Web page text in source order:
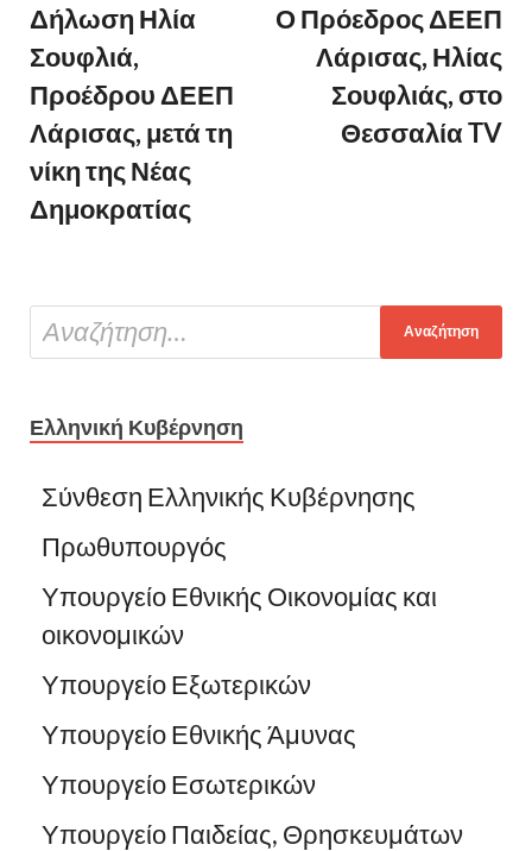
Δήλωση Ηλία
Σουφλιά,
Προέδρου ΔΕΕΠ
Λάρισας, μετά τη
νίκη της Νέας
Δημοκρατίας
Ο Πρόεδρος ΔΕΕΠ
Λάρισας, Ηλίας
Σουφλιάς, στο
Θεσσαλία TV
Ελληνική Κυβέρνηση
Σύνθεση Ελληνικής Κυβέρνησης
Πρωθυπουργός
Υπουργείο Εθνικής Οικονομίας και
οικονομικών
Υπουργείο Εξωτερικών
Υπουργείο Εθνικής Άμυνας
Υπουργείο Εσωτερικών
Υπουργείο Παιδείας, Θρησκευμάτων